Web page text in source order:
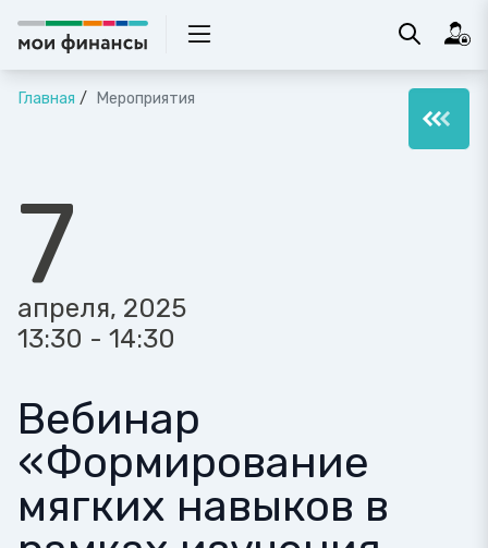
Главная Мероприятия
7
апреля, 2025
13:30 - 14:30
Вебинар
«Формирование
мягких навыков в